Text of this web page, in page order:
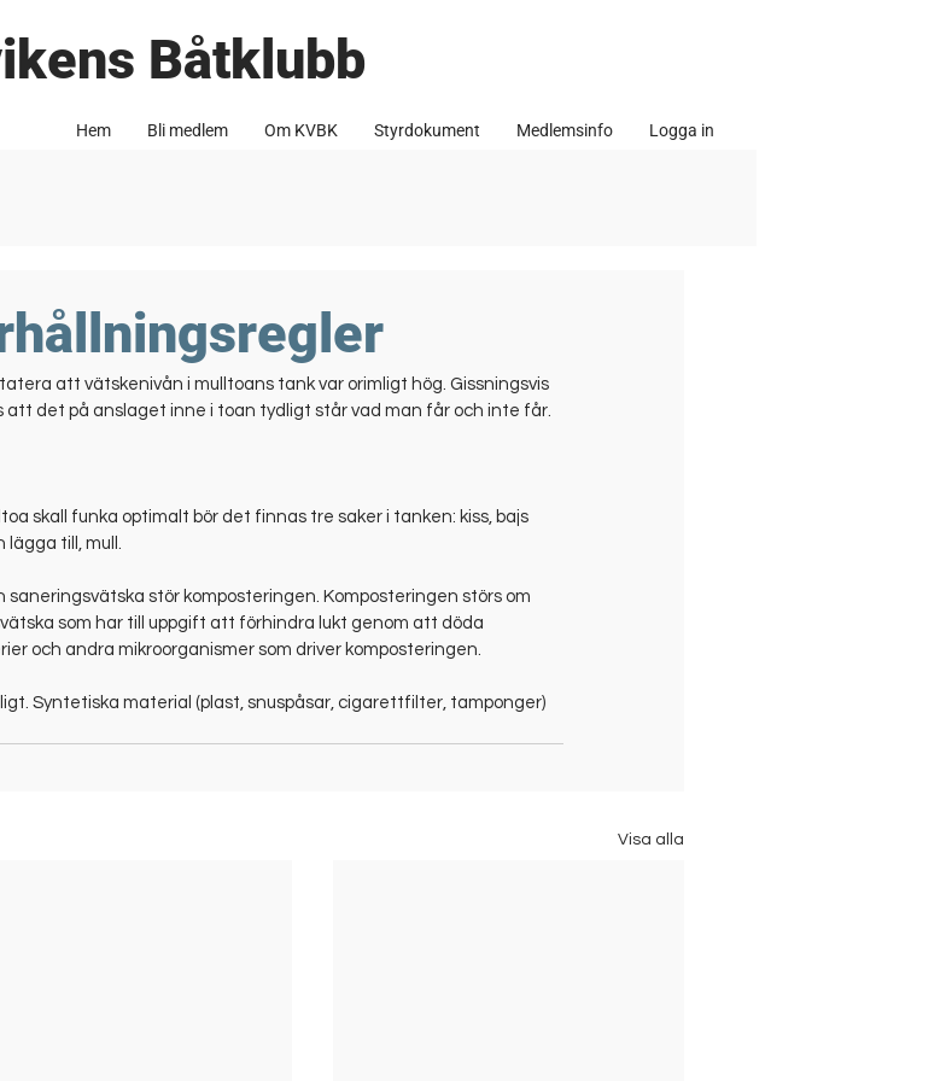
Båtklubb
Hem Bli medlem Om KVBK Styrdokument Medlemsinfo Logga in
att vätskenivån i mulltoans tank var orimligt hög. Gissningsvis
att det på anslaget inne i toan tydligt står vad man får och inte får.
skall funka optimalt bör det finnas tre saker i tanken: kiss, bajs
lägga till, mull.
stör komposteringen. Komposteringen störs om
som har till uppgift att förhindra lukt genom att döda
och andra mikroorganismer som driver komposteringen.
Syntetiska material (plast, snuspåsar, cigarettfilter, tamponger)
Visa alla